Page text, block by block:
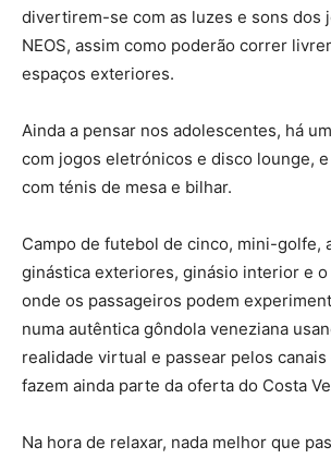
divertirem-se com as luzes e sons dos
NEOS, assim como poderão correr
espaços exteriores.
Ainda a pensar nos adolescentes, há
com jogos eletrónicos e disco lounge,
com ténis de mesa e bilhar.
Campo de futebol de cinco, mini-golfe,
ginástica exteriores, ginásio interior e o
onde os passageiros podem
numa autêntica gôndola veneziana
realidade virtual e passear pelos canais
fazem ainda parte da oferta do Costa
Na hora de relaxar, nada melhor que